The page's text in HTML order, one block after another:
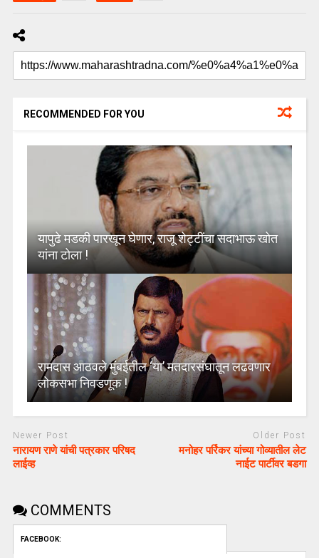
RECOMMENDED FOR YOU
यापुढे मडकी पारखून घेणार, राजू शेट्टींचा सदाभाऊ खोत
यांना टोला !
रामदास आठवले मुंबईतील ‘या’ मतदारसंघातून लढवणार
लोकसभा निवडणूक !
Newer Post
नारायण राणे यांची पत्रकार परिषद
लाईव्ह
Older Post
मनोहर पर्रिकर यांच्या गोव्यातील लेट
नाईट पार्टीवर बडगा
COMMENTS
FACEBOOK: